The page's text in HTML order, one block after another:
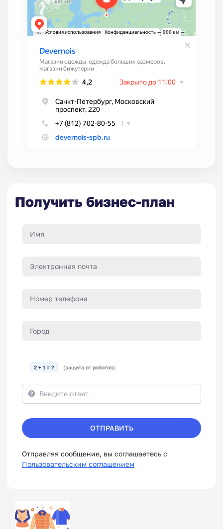
Получить бизнес-план
2 + 1 = ? (защита от роботов)
ОТПРАВИТЬ
Отправляя сообщение, вы соглашаетесь с
Пользовательским соглашением